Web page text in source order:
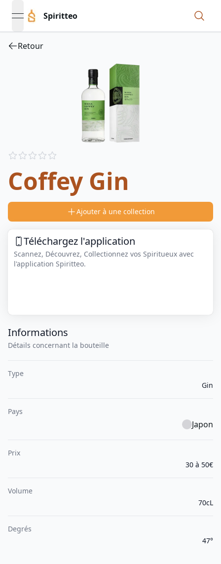
open navigation menu
Spiritteo
Retour
Reviews
Coffey Gin
Ajouter à une collection
Téléchargez l'application
Scannez, Découvrez, Collectionnez vos Spiritueux avec
l'application Spiritteo.
Informations
Détails concernant la bouteille
Type
Gin
Pays
Japon
Prix
30 à 50€
Volume
70cL
Degrés
47°